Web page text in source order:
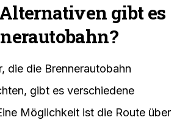
gibt es
die die Brennerautobahn
gibt es verschiedene
Möglichkeit ist die Route über